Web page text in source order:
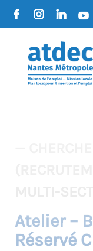
Atelier –
Réservé